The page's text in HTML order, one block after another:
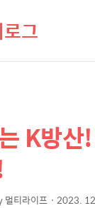
그
K방
멀티라이프 2023.